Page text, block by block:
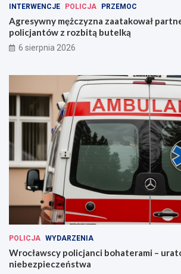
INTERWENCJE POLICJA PRZEMOC
Agresywny mężczyzna zaatakował
policjantów z rozbitą butelką
6 sierpnia 2026
POLICJA WYDARZENIA
Wrocławscy policjanci bohaterami –
niebezpieczeństwa